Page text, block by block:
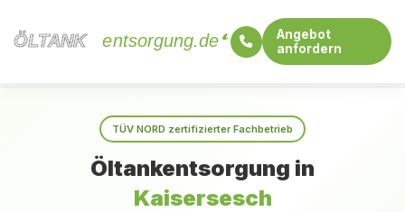
ÖLTANK
ÖLTANK entsorgung.de
Angebot
anfordern
TÜV NORD zertifizierter Fachbetrieb
Öltankentsorgung in
Kaisersesch